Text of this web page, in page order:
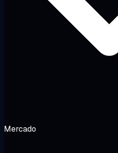
Mercado